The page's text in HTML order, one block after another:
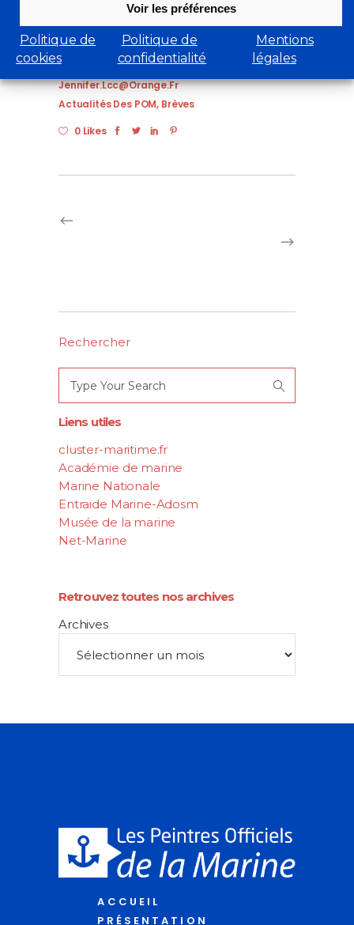
Voir les préférences
Politique de
cookies
Politique de
confidentialité
Mentions
légales
marins à bord des unités de la Marine
Nationale.
Jennifer.lcc@orange.fr
Actualités Des POM, Brèves
0 Likes
Rechercher
for:
Liens utiles
cluster-maritime.fr
Académie de marine
Marine Nationale
Entraide Marine-Adosm
Musée de la marine
Net-Marine
Retrouvez toutes nos archives
Archives
ACCUEIL
PRÉSENTATION